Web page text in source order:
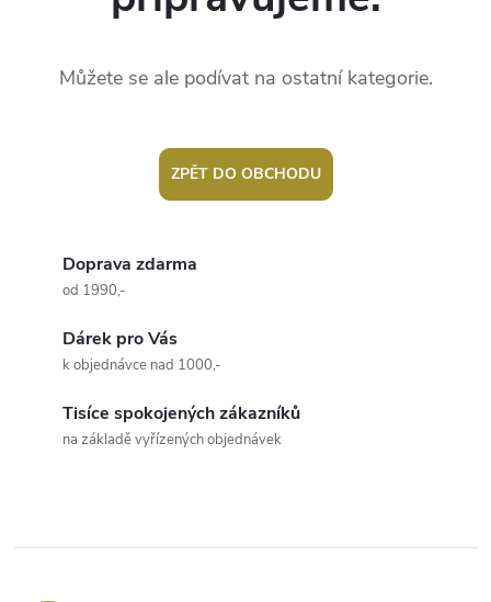
Můžete se ale podívat na ostatní kategorie.
ZPĚT DO OBCHODU
Doprava zdarma
od 1990,-
Dárek pro Vás
k objednávce nad 1000,-
Tisíce spokojených zákazníků
na základě vyřízených objednávek